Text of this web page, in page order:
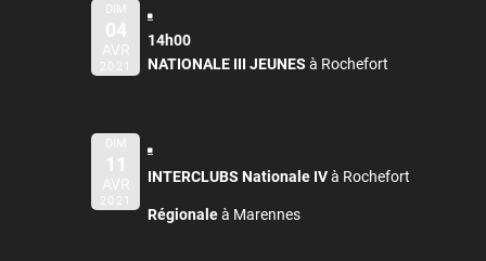
DIM
04
AVR
2021
14h00
NATIONALE III JEUNES à Rochefort
DIM
11
AVR
2021
INTERCLUBS Nationale IVà Rochefort
Régionaleà Marennes